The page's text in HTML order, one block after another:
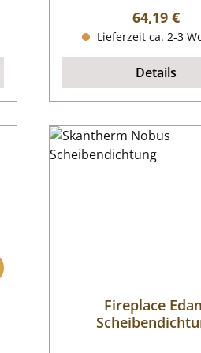
Regulärer
64,19 €
Lieferzeit ca. 2-3
Details
Fireplace